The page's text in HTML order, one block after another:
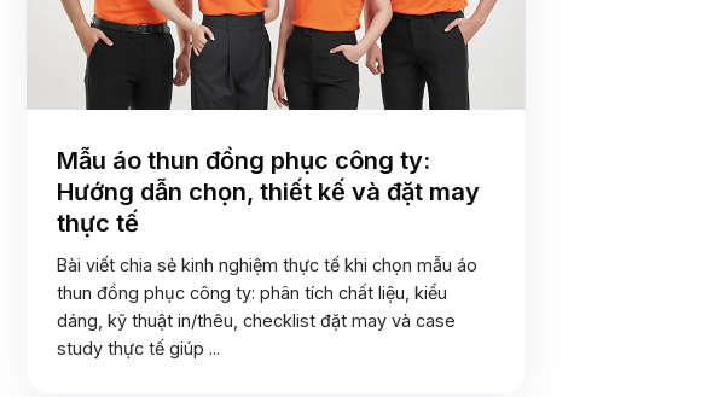
Mẫu áo thun đồng phục công ty:
Hướng dẫn chọn, thiết kế và đặt may
thực tế
Bài viết chia sẻ kinh nghiệm thực tế khi chọn mẫu áo
thun đồng phục công ty: phân tích chất liệu, kiểu
dáng, kỹ thuật in/thêu, checklist đặt may và case
study thực tế giúp ...